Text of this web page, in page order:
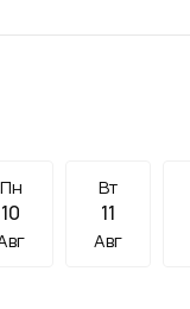
Пн
10
Вт
11
Авг